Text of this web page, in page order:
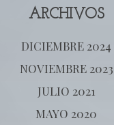
ARCHIVOS
DICIEMBRE 2024
NOVIEMBRE 2023
JULIO 2021
MAYO 2020